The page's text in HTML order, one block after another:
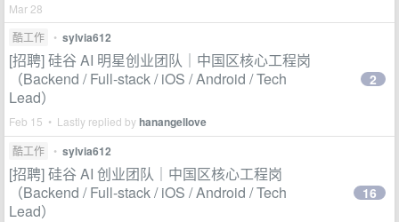
Mar 28
酷工作
• sylvia612
[招聘] 硅谷 AI 明星创业团队｜中国区核心工程岗
（Backend / Full-stack / iOS / Android / Tech
Lead）
Feb 15 • Lastly replied byhanangellove
2
酷工作 • sylvia612
[招聘] 硅谷 AI 创业团队｜中国区核心工程岗
（Backend / Full-stack / iOS / Android / Tech
Lead）
16